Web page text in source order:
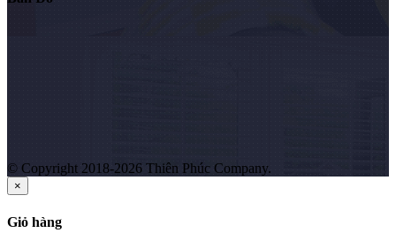
© Copyright 2018-2026 Thiên Phúc Company.
×
Giỏ hàng